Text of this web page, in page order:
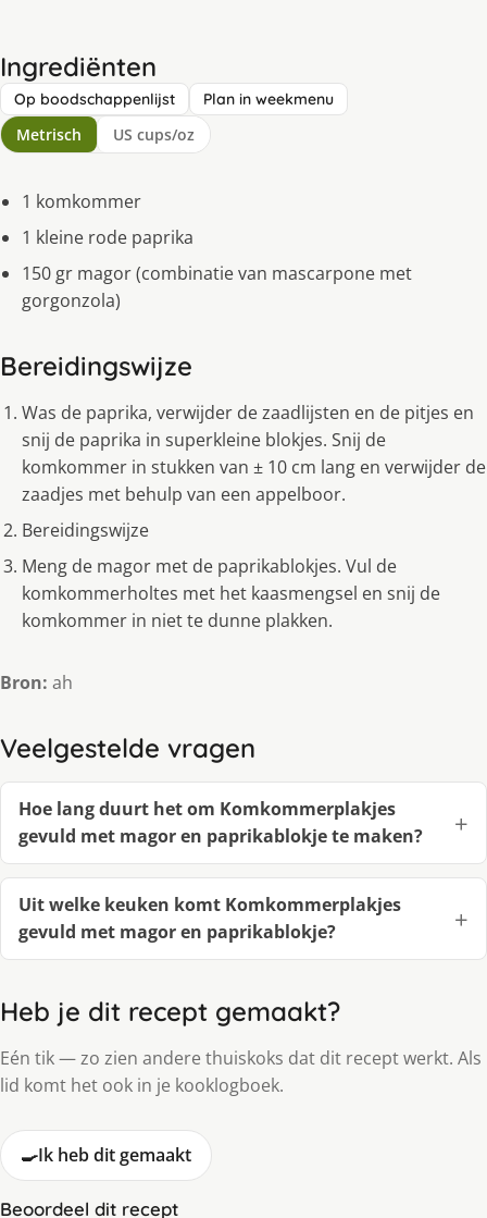
Ingrediënten
Op boodschappenlijst Plan in weekmenu
Metrisch US cups/oz
1 komkommer
1 kleine rode paprika
150 gr magor (combinatie van mascarpone met
gorgonzola)
Bereidingswijze
Was de paprika, verwijder de zaadlijsten en de pitjes en
snij de paprika in superkleine blokjes. Snij de
komkommer in stukken van ± 10 cm lang en verwijder de
zaadjes met behulp van een appelboor.
Bereidingswijze
Meng de magor met de paprikablokjes. Vul de
komkommerholtes met het kaasmengsel en snij de
komkommer in niet te dunne plakken.
Bron: ah
Veelgestelde vragen
Hoe lang duurt het om Komkommerplakjes
gevuld met magor en paprikablokje te maken?
Uit welke keuken komt Komkommerplakjes
gevuld met magor en paprikablokje?
Heb je dit recept gemaakt?
Eén tik — zo zien andere thuiskoks dat dit recept werkt. Als
lid komt het ook in je kooklogboek.
🍳Ik heb dit gemaakt
Beoordeel dit recept